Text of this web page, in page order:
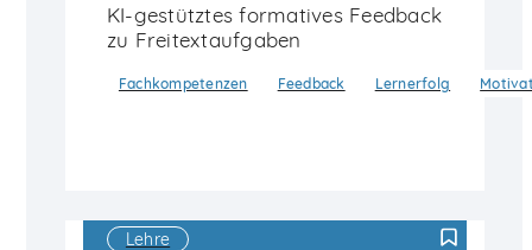
KI-gestütztes formatives Feedback
zu Freitextaufgaben
Fachkompetenzen Feedback Lernerfolg
Lehre